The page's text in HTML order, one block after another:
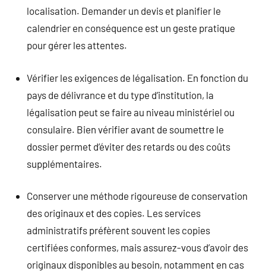
localisation. Demander un devis et planifier le
calendrier en conséquence est un geste pratique
pour gérer les attentes.
Vérifier les exigences de légalisation. En fonction du
pays de délivrance et du type d’institution, la
légalisation peut se faire au niveau ministériel ou
consulaire. Bien vérifier avant de soumettre le
dossier permet d’éviter des retards ou des coûts
supplémentaires.
Conserver une méthode rigoureuse de conservation
des originaux et des copies. Les services
administratifs préfèrent souvent les copies
certifiées conformes, mais assurez-vous d’avoir des
originaux disponibles au besoin, notamment en cas